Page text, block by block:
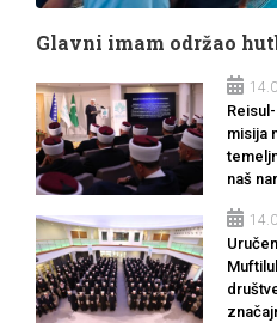
Glavni imam održao
misija
naš